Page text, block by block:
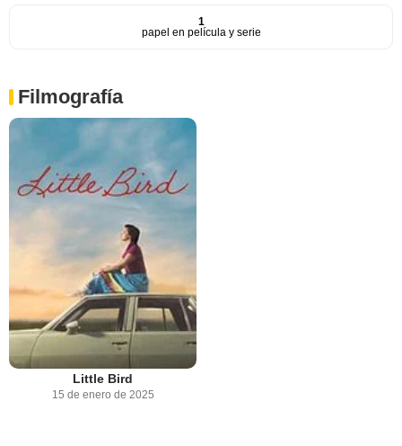
1
papel en película y serie
Filmografía
Little Bird
15 de enero de 2025